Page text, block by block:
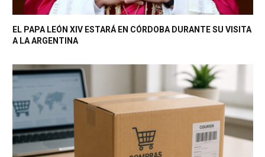
EL PAPA LEÓN XIV ESTARÁ EN CÓRDOBA DURANTE SU VISITA
A LA ARGENTINA